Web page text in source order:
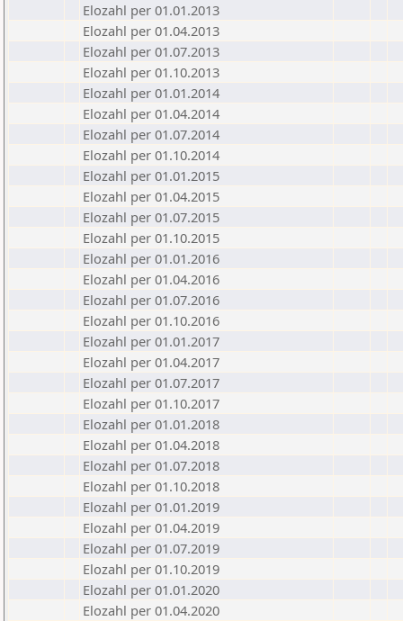
Elozahl per 01.01.2013
Elozahl per 01.04.2013
Elozahl per 01.07.2013
Elozahl per 01.10.2013
Elozahl per 01.01.2014
Elozahl per 01.04.2014
Elozahl per 01.07.2014
Elozahl per 01.10.2014
Elozahl per 01.01.2015
Elozahl per 01.04.2015
Elozahl per 01.07.2015
Elozahl per 01.10.2015
Elozahl per 01.01.2016
Elozahl per 01.04.2016
Elozahl per 01.07.2016
Elozahl per 01.10.2016
Elozahl per 01.01.2017
Elozahl per 01.04.2017
Elozahl per 01.07.2017
Elozahl per 01.10.2017
Elozahl per 01.01.2018
Elozahl per 01.04.2018
Elozahl per 01.07.2018
Elozahl per 01.10.2018
Elozahl per 01.01.2019
Elozahl per 01.04.2019
Elozahl per 01.07.2019
Elozahl per 01.10.2019
Elozahl per 01.01.2020
Elozahl per 01.04.2020